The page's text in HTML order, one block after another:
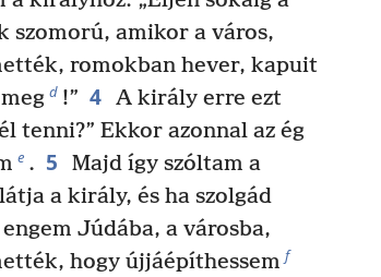
szomorú, amikor a város,
romokban hever, kapuit
d !” 4 A király erre ezt
tenni?” Ekkor azonnal az ég
e . 5
Majd így szóltam a
a király, és ha szolgád
Júdába, a városba,
hogy újjáépíthessem f